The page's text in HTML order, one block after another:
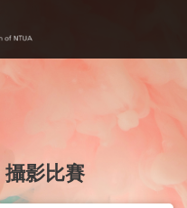
影比賽